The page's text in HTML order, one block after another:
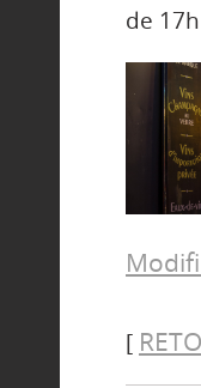
de
[